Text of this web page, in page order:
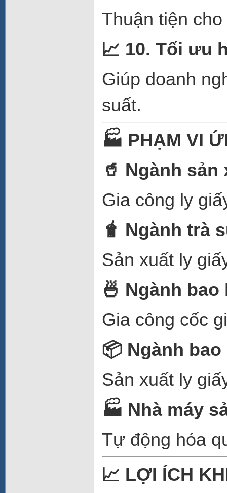
Thuận tiện
📈 10. Tối ưu
Giúp doanh
suất.
🏭 PHẠM VI
🥤 Ngành sản
Gia công ly
🧋 Ngành trà
Sản xuất ly
🍜 Ngành
Gia công cốc
📦 Ngành
Sản xuất ly
🏭 Nhà máy
Tự động hóa
📈 LỢI ÍCH